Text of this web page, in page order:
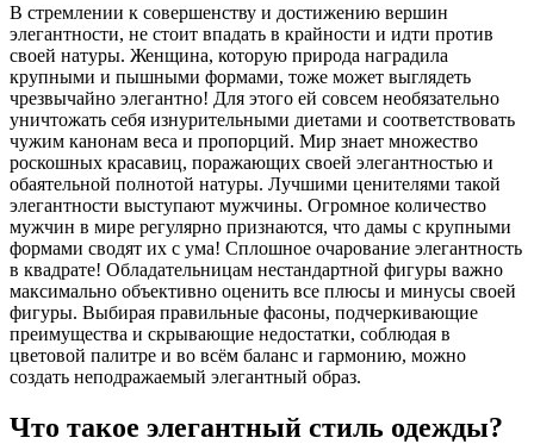
В стремлении к совершенству и достижению вершин
элегантности, не стоит впадать в крайности и идти против
своей натуры. Женщина, которую природа наградила
крупными и пышными формами, тоже может выглядеть
чрезвычайно элегантно! Для этого ей совсем необязательно
уничтожать себя изнурительными диетами и соответствовать
чужим канонам веса и пропорций. Мир знает множество
роскошных красавиц, поражающих своей элегантностью и
обаятельной полнотой натуры. Лучшими ценителями такой
элегантности выступают мужчины. Огромное количество
мужчин в мире регулярно признаются, что дамы с крупными
формами сводят их с ума! Сплошное очарование элегантность
в квадрате! Обладательницам нестандартной фигуры важно
максимально объективно оценить все плюсы и минусы своей
фигуры. Выбирая правильные фасоны, подчеркивающие
преимущества и скрывающие недостатки, соблюдая в
цветовой палитре и во всём баланс и гармонию, можно
создать неподражаемый элегантный образ.
Что такое элегантный стиль одежды?